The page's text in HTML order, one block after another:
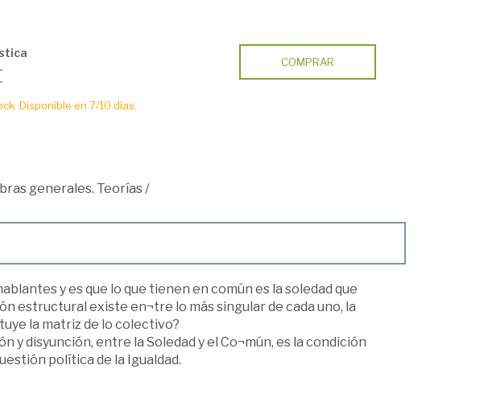
Disponible en 7/10 días.
COMPRAR
generales. Teorías/
y es que lo que tienen en común es la soledad que
estructural existe en¬tre lo más singular de cada uno, la
la matriz de lo colectivo?
y disyunción, entre la Soledad y el Co¬mún, es la condición
política de la Igualdad.